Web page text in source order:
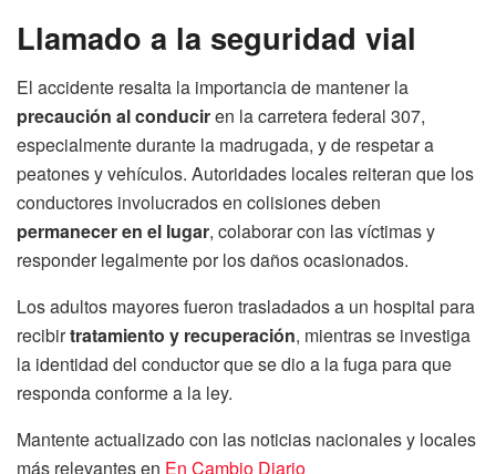
Llamado a la seguridad vial
El accidente resalta la importancia de mantener la
precaución al conduciren la carretera federal 307,
especialmente durante la madrugada, y de respetar a
peatones y vehículos. Autoridades locales reiteran que los
conductores involucrados en colisiones deben
permanecer en el lugar, colaborar con las víctimas y
responder legalmente por los daños ocasionados.
Los adultos mayores fueron trasladados a un hospital para
recibirtratamiento y recuperación, mientras se investiga
la identidad del conductor que se dio a la fuga para que
responda conforme a la ley.
Mantente actualizado con las noticias nacionales y locales
más relevantes en En Cambio Diario